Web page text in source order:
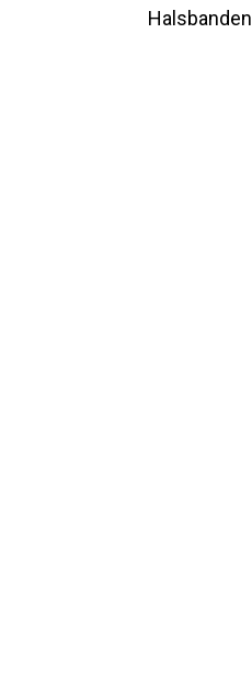
Halsbanden